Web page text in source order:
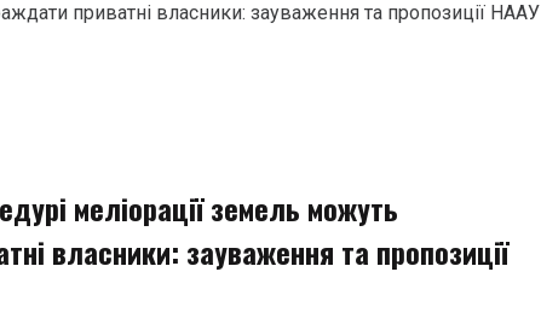
приватні власники: зауваження та пропозиції НААУ
меліорації земель можуть
власники: зауваження та пропозиції